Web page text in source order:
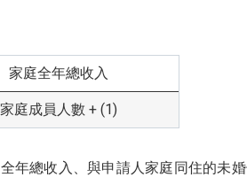
家庭全年總收入
家庭成員人數 + (1)
年總收入、與申請人家庭同住的未